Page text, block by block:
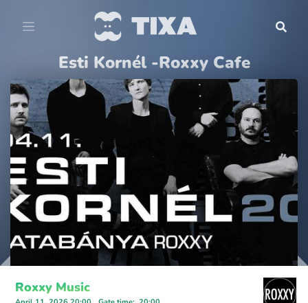
Esti Kornél -Roxxy Cafe
Roxxy Music